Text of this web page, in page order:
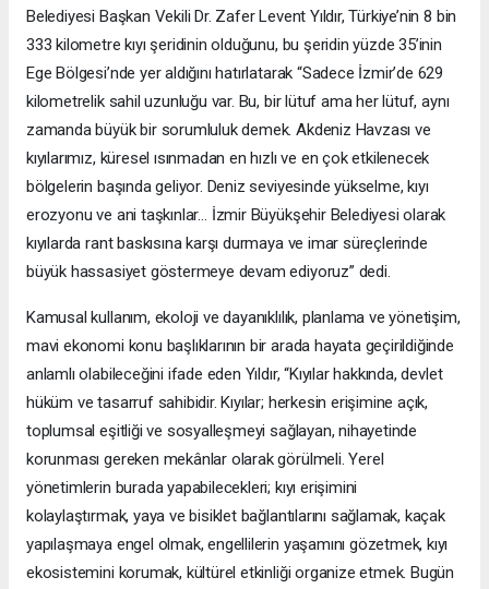
Belediyesi Başkan Vekili Dr. Zafer Levent Yıldır, Türkiye’nin 8 bin
333 kilometre kıyı şeridinin olduğunu, bu şeridin yüzde 35’inin
Ege Bölgesi’nde yer aldığını hatırlatarak “Sadece İzmir’de 629
kilometrelik sahil uzunluğu var. Bu, bir lütuf ama her lütuf, aynı
zamanda büyük bir sorumluluk demek. Akdeniz Havzası ve
kıyılarımız, küresel ısınmadan en hızlı ve en çok etkilenecek
bölgelerin başında geliyor. Deniz seviyesinde yükselme, kıyı
erozyonu ve ani taşkınlar… İzmir Büyükşehir Belediyesi olarak
kıyılarda rant baskısına karşı durmaya ve imar süreçlerinde
büyük hassasiyet göstermeye devam ediyoruz” dedi.
Kamusal kullanım, ekoloji ve dayanıklılık, planlama ve yönetişim,
mavi ekonomi konu başlıklarının bir arada hayata geçirildiğinde
anlamlı olabileceğini ifade eden Yıldır, “Kıyılar hakkında, devlet
hüküm ve tasarruf sahibidir. Kıyılar; herkesin erişimine açık,
toplumsal eşitliği ve sosyalleşmeyi sağlayan, nihayetinde
korunması gereken mekânlar olarak görülmeli. Yerel
yönetimlerin burada yapabilecekleri; kıyı erişimini
kolaylaştırmak, yaya ve bisiklet bağlantılarını sağlamak, kaçak
yapılaşmaya engel olmak, engellilerin yaşamını gözetmek, kıyı
ekosistemini korumak, kültürel etkinliği organize etmek. Bugün